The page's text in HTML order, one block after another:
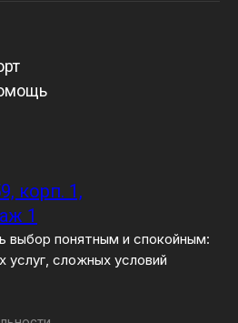
корп. 1,
1
выбор понятным и спокойным:
услуг, сложных условий